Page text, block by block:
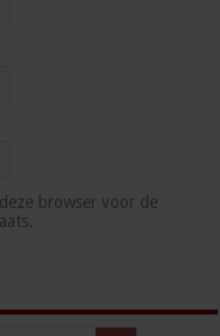
browser voor de